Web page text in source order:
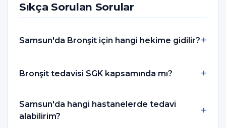
Sıkça Sorulan Sorular
Samsun'da Bronşit için hangi hekime gidilir?
Bronşit tedavisi SGK kapsamında mı?
Samsun'da hangi hastanelerde tedavi
alabilirim?